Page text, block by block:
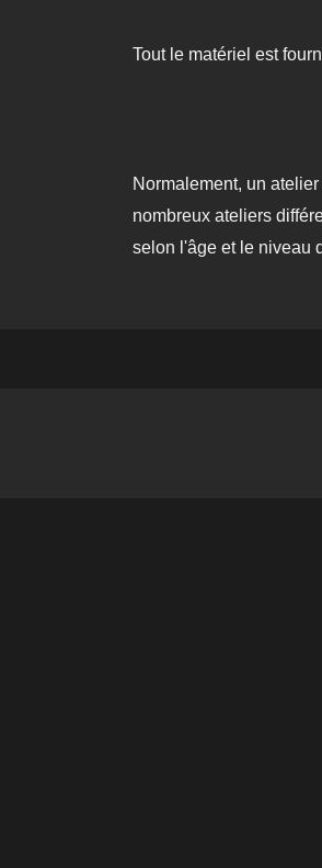
Tout le matériel est
Normalement, un
nombreux ateliers
selon l'âge et le niveau